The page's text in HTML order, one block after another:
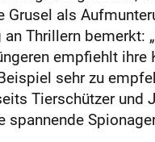
Grusel als
Thrillern bemerkt:
empfiehlt
sehr zu
Tierschützer